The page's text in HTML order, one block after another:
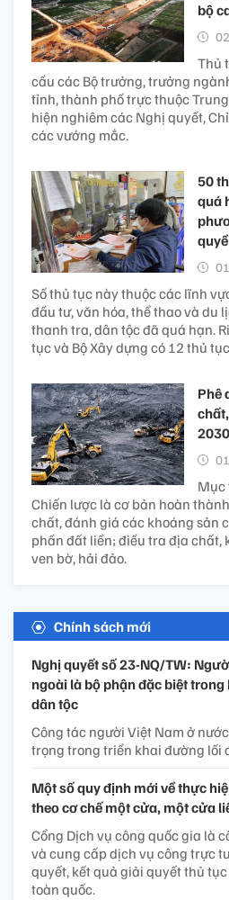
bộ
Thủ
cầu các Bộ trưởng, trưởng
tỉnh, thành phố trực thuộc
hiện nghiêm các Nghị quyết,
các vướng mắc.
50
quá
Số thủ tục này thuộc các lĩnh
đầu tư, văn hóa, thể thao và du
thanh tra, dân tộc đã quá hạn.
tục và Bộ Xây dựng có 12 thủ
Phê
Mục
Chiến lược là cơ bản hoàn
chất, đánh giá các khoáng sản
phần đất liền; điều tra địa chất,
ven bờ, hải đảo.
Chính sách mới
Nghị quyết số 23-NQ/TW:
ngoài là bộ phận đặc biệt
dân tộc
Công tác người Việt Nam ở
trọng trong triển khai đường lối
Một số quy định mới về thực
theo cơ chế một cửa, một cửa
Cổng Dịch vụ công quốc gia là
và cung cấp dịch vụ công trực
quyết, kết quả giải quyết thủ
toàn quốc.